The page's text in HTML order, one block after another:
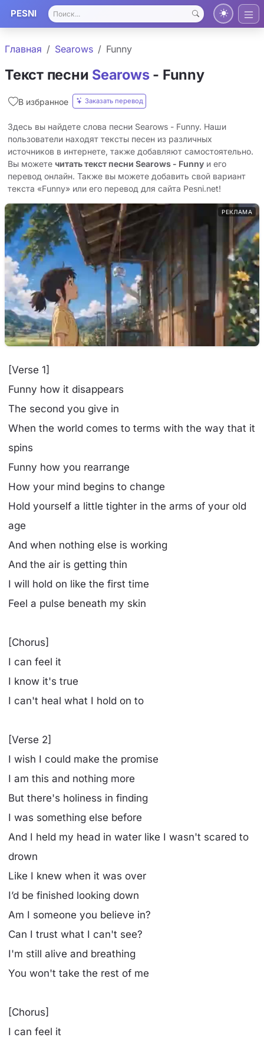
PESNI
Главная Searows Funny
Текст песни Searows- Funny
В избранное Заказать перевод
Здесь вы найдете слова песни Searows - Funny. Наши
пользователи находят тексты песен из различных
источников в интернете, также добавляют самостоятельно.
Вы можете читать текст песни Searows - Funny и его
перевод онлайн. Также вы можете добавить свой вариант
текста «Funny» или его перевод для сайта Pesni.net!
РЕКЛАМА
[Verse 1]
Funny how it disappears
The second you give in
When the world comes to terms with the way that it
spins
Funny how you rearrange
How your mind begins to change
Hold yourself a little tighter in the arms of your old
age
And when nothing else is working
And the air is getting thin
I will hold on like the first time
Feel a pulse beneath my skin
[Chorus]
I can feel it
I know it's true
I can't heal what I hold on to
[Verse 2]
I wish I could make the promise
I am this and nothing more
But there's holiness in finding
I was something else before
And I held my head in water like I wasn't scared to
drown
Like I knew when it was over
I’d be finished looking down
Am I someone you believe in?
Can I trust what I can't see?
I'm still alive and breathing
You won't take the rest of me
[Chorus]
I can feel it